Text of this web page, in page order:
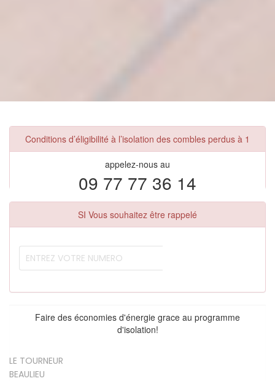
Conditions d’éligibilité à l’isolation des combles perdus à 1
appelez-nous au
09 77 77 36 14
SI Vous souhaitez être rappelé
Faire des économies d'énergie grace au programme
d'isolation!
LE TOURNEUR
BEAULIEU